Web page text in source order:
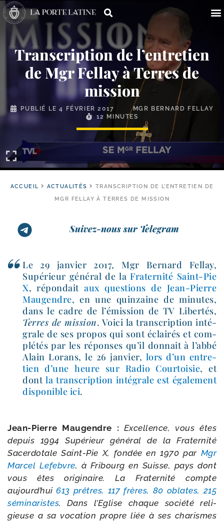
Transcription de l’entretien
de Mgr Fellay à Terres de
mission
PUBLIÉ LE4 FÉVRIER 2017
MGR BERNARD FELLAY
12 MINUTES
ACCUEIL ACTUALITÉS
TRANSCRIPTION DE L’ENTRETIEN DE
MGR FELLAY À TERRES DE MISSION
Suivez-nous sur Telegram
Le 29 jan­vier 2017, Mgr Bernard Fellay,
Supérieur géné­ral de laFraternité Saint-​Pie
X, répon­daitaux ques­tions de Jean-​Pierre
Maugendre, en une quin­zaine de minutes,
dans le cadre de l’émission de TV Libertés,
Terres de mis­sion. Voici la trans­crip­tion inté­
grale de ses pro­pos qui sont éclai­rés et com­
plé­tés par les réponses qu’il don­nait à l’abbé
Alain Lorans, le 26 jan­vier, lors d’un entre­
tien d’une heure sur Radio Courtoisie, et
dont la trans­crip­tion inté­grale est éga­le­ment
dis­po­nible ici.
Jean-​Pierre Maugendre : Excellence, vous êtes
depuis 1994 Supérieur géné­ral de la Fraternité
Sacerdotale Saint-​Pie X, fon­dée en 1970 par Mgr
Marcel Lefebvre, à Fribourg en Suisse, pays dont
vous êtes ori­gi­naire. La Fraternité compte
aujourd’hui613 prêtres, 117 frères, 80 oblates, 215
sémi­na­ristes. Dans l’Eglise chaque socié­té reli­
gieuse a sa voca­tion propre liée à ses cha­rismes